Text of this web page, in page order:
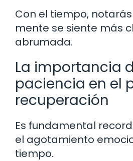
Con el tiempo,
mente se siente más
abrumada.
La importancia
paciencia en el
recuperación
Es fundamental
el agotamiento
tiempo.